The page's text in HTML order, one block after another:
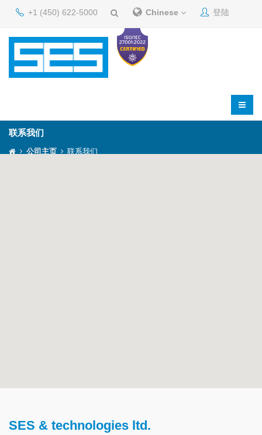
+1 (450) 622-5000 Chinese 登陆
联系我们
公司主页 联系我们
SES & technologies ltd.